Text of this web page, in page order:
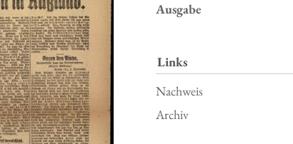
Ausgabe
Links
Nachweis
Archiv